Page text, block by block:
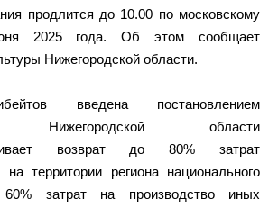
продлится до 10.00 по московскому
2025 года. Об этом сообщает
Нижегородской области.
введена постановлением
Нижегородской области
возврат до 80% затрат
на территории региона национального
затрат на производство иных